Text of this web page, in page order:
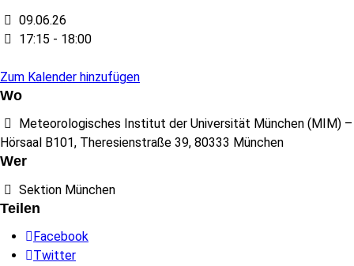
09.06.26
17:15 - 18:00
Zum Kalender hinzufügen
Wo
Meteorologisches Institut der Universität München (MIM) –
Hörsaal B101, Theresienstraße 39, 80333 München
Wer
Sektion München
Teilen
Facebook
Twitter